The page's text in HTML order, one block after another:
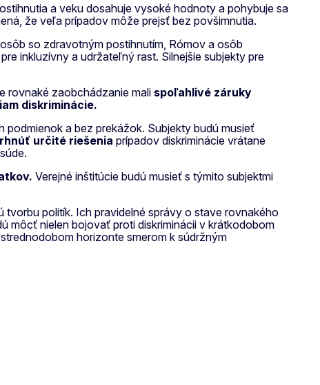
a veku dosahuje vysoké hodnoty a pohybuje sa
že veľa prípadov môže prejsť bez povšimnutia.
so zdravotným postihnutím, Rómov a osôb
inkluzívny a udržateľný rast. Silnejšie subjekty pre
rovnaké zaobchádzanie mali spoľahlivé záruky
diskriminácie.
podmienok a bez prekážok. Subjekty budú musieť
určité riešenia prípadov diskriminácie vrátane
Verejné inštitúcie budú musieť s týmito subjektmi
politík. Ich pravidelné správy o stave rovnakého
môcť nielen bojovať proti diskriminácii v krátkodobom
horizonte smerom k súdržným